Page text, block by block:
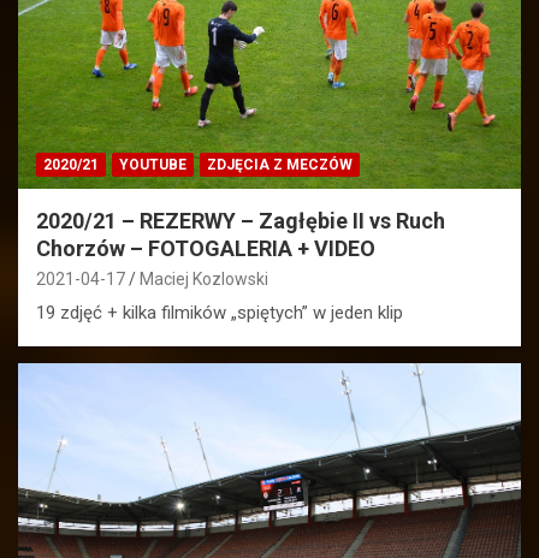
2020/21 YOUTUBE ZDJĘCIA Z MECZÓW
2020/21 – REZERWY – Zagłębie II vs Ruch
Chorzów – FOTOGALERIA + VIDEO
2021-04-17 Maciej Kozlowski
19 zdjęć + kilka filmików „spiętych” w jeden klip